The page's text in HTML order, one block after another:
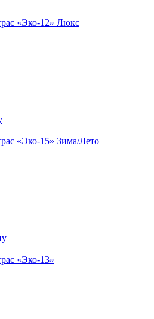
«Эко-12» Люкс
«Эко-15» Зима/Лето
«Эко-13»